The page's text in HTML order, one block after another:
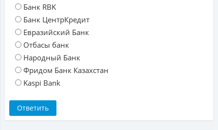
Банк RBK
Банк ЦентрКредит
Евразийский Банк
Отбасы банк
Народный Банк
Фридом Банк Казахстан
Kaspi Bank